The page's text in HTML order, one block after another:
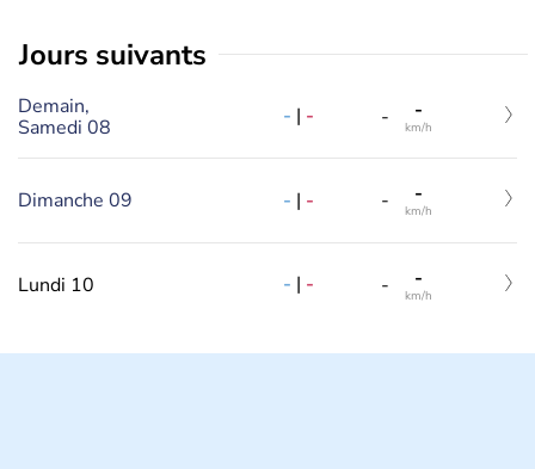
jours suivants
Demain,
Samedi 08
- | - - -
km/h
Dimanche 09 - | - - -
km/h
Lundi 10 - | - - -
km/h